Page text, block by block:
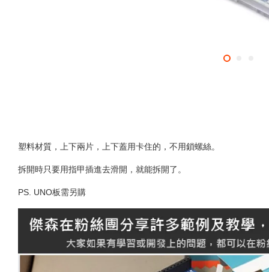
塑料材質，上下兩片，上下蓋用卡住的，不用鎖螺絲。
拆開時只要用指甲插進去滑開，就能拆開了。
PS. UNO板需另購